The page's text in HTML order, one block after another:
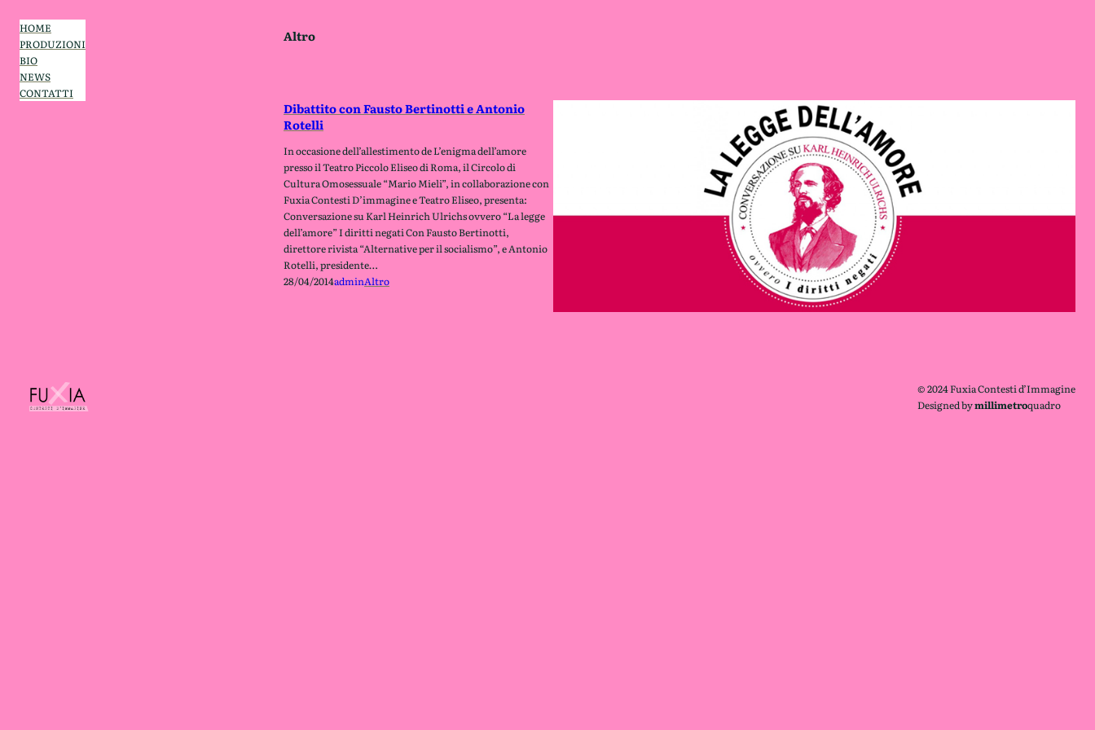
to
content
HOME
PRODUZIONI
BIO
NEWS
CONTATTI
Altro
Dibattito con Fausto Bertinotti e Antonio
Rotelli
In occasione dell’allestimento de L’enigma dell’amore
presso il Teatro Piccolo Eliseo di Roma, il Circolo di
Cultura Omosessuale “Mario Mieli”, in collaborazione con
Fuxia Contesti D’immagine e Teatro Eliseo, presenta:
Conversazione su Karl Heinrich Ulrichs ovvero “La legge
dell’amore” I diritti negati Con Fausto Bertinotti,
direttore rivista “Alternative per il socialismo”, e Antonio
Rotelli, presidente…
28/04/2014adminAltro
© 2024 Fuxia Contesti d’Immagine
Designed bymillimetroquadro